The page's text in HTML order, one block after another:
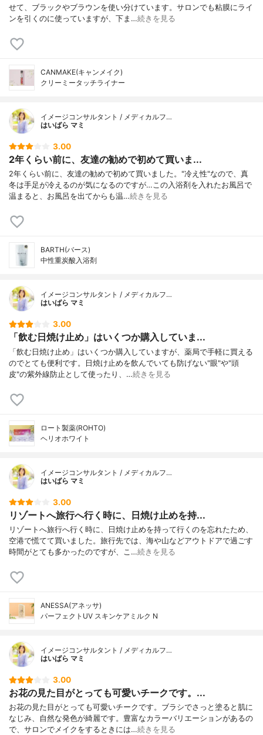
せて、ブラックやブラウンを使い分けています。サロンでも粘膜にライ
ンを引くのに使っていますが、下ま…続きを見る
CANMAKE(キャンメイク)
クリーミータッチライナー
イメージコンサルタント / メディカルフ…
はいばら マミ
3.00
2年くらい前に、友達の勧めで初めて買いま...
2年くらい前に、友達の勧めで初めて買いました。"冷え性"なので、真
冬は手足が冷えるのが気になるのですが…この入浴剤を入れたお風呂で
温まると、お風呂を出てからも温…続きを見る
BARTH(バース)
中性重炭酸入浴剤
イメージコンサルタント / メディカルフ…
はいばら マミ
3.00
「飲む日焼け止め」はいくつか購入していま...
「飲む日焼け止め」はいくつか購入していますが、薬局で手軽に買える
のでとても便利です。日焼け止めを飲んでいても防げない"眼"や"頭
皮"の紫外線防止として使ったり、…続きを見る
ロート製薬(ROHTO)
ヘリオホワイト
イメージコンサルタント / メディカルフ…
はいばら マミ
3.00
リゾートへ旅行へ行く時に、日焼け止めを持...
リゾートへ旅行へ行く時に、日焼け止めを持って行くのを忘れたため、
空港で慌てて買いました。旅行先では、海や山などアウトドアで過ごす
時間がとても多かったのですが、こ…続きを見る
ANESSA(アネッサ)
パーフェクトUV スキンケアミルク N
イメージコンサルタント / メディカルフ…
はいばら マミ
3.00
お花の見た目がとっても可愛いチークです。...
お花の見た目がとっても可愛いチークです。ブラシでさっと塗ると肌に
なじみ、自然な発色が綺麗です。豊富なカラーバリエーションがあるの
で、サロンでメイクをするときには…続きを見る